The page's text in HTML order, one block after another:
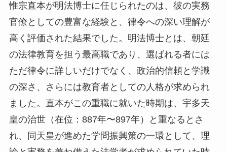
惟宗直本が明法博士に任じられたのは、彼の実務
官僚としての豊富な経験と、律令への深い理解が
高く評価された結果でした。明法博士とは、朝廷
の法律教育を担う最高職であり、選ばれる者には
ただ律令に詳しいだけでなく、政治的信頼と学識
の深さ、さらには教育者としての人格が求められ
ました。直本がこの重職に就いた時期は、宇多天
皇の治世（在位：887年〜897年）と重なるとさ
れ、同天皇が進めた学問振興策の一環として、理